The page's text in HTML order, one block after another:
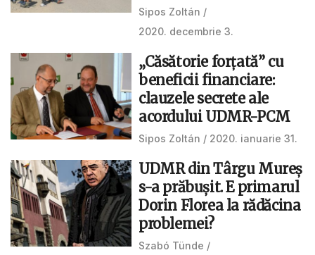
Sipos Zoltán
2020. decembrie 3.
„Căsătorie forțată” cu
beneficii financiare:
clauzele secrete ale
acordului UDMR-PCM
Sipos Zoltán 2020. ianuarie 31.
UDMR din Târgu Mureș
s-a prăbușit. E primarul
Dorin Florea la rădăcina
problemei?
Szabó Tünde